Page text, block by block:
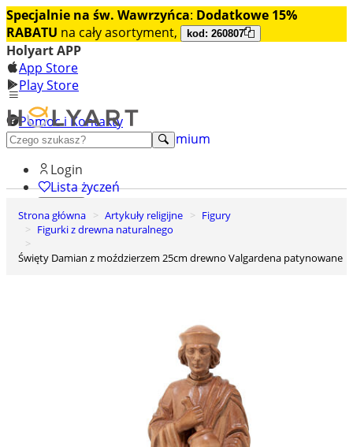
Specjalnie na św. Wawrzyńca: Dodatkowe 15%
RABATU na cały asortyment, kod: 260807
Holyart APP
App Store
Play Store
Pomoc i Kontakty
+48 222 922 860
Odkryj premium
Login
Lista życzeń
0
Koszyk
Strona główna Artykuły religijne
Figury
Figurki z drewna naturalnego
Święty Damian z moździerzem 25cm drewno Valgardena patynowane